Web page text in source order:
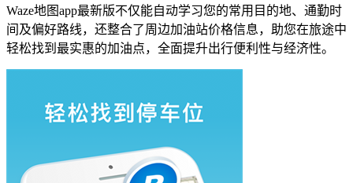
Waze地图app最新版不仅能自动学习您的常用目的地、通勤时
间及偏好路线，还整合了周边加油站价格信息，助您在旅途中
轻松找到最实惠的加油点，全面提升出行便利性与经济性。